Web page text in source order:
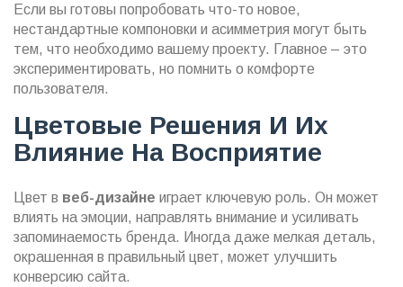
Если вы готовы попробовать что-то новое,
нестандартные компоновки и асимметрия могут быть
тем, что необходимо вашему проекту. Главное – это
экспериментировать, но помнить о комфорте
пользователя.
Цветовые Решения И Их
Влияние На Восприятие
Цвет в веб-дизайне играет ключевую роль. Он может
влиять на эмоции, направлять внимание и усиливать
запоминаемость бренда. Иногда даже мелкая деталь,
окрашенная в правильный цвет, может улучшить
конверсию сайта.